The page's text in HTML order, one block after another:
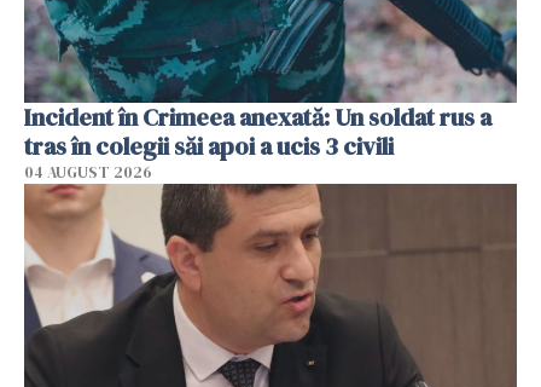
Incident în Crimeea anexată: Un soldat rus a
tras în colegii săi apoi a ucis 3 civili
04 AUGUST 2026